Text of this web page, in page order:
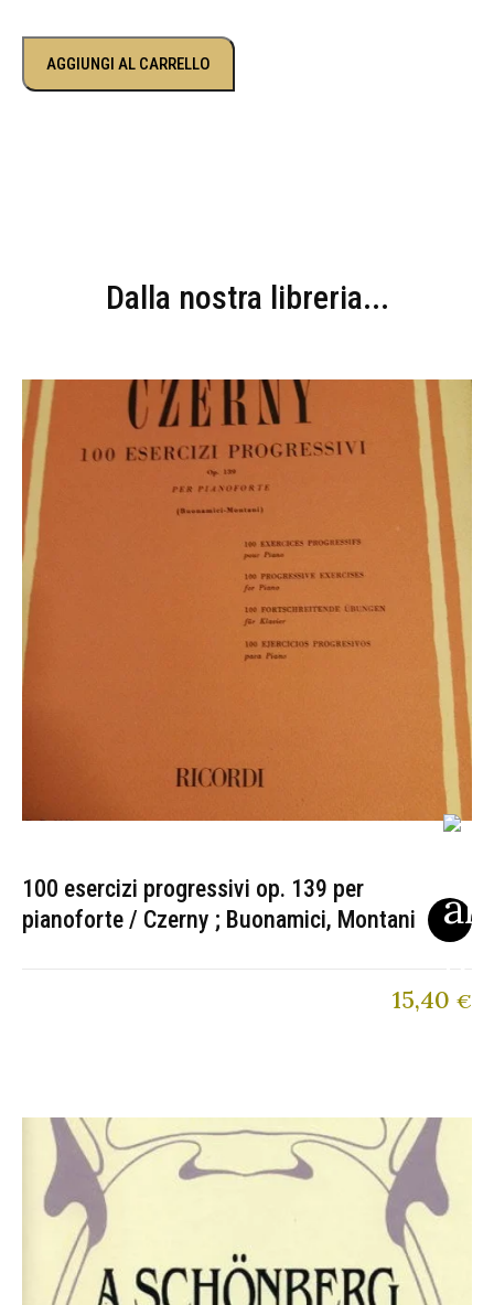
AGGIUNGI AL CARRELLO
Dalla nostra libreria...
100 esercizi progressivi op. 139 per
pianoforte / Czerny ; Buonamici, Montani
15,40 €